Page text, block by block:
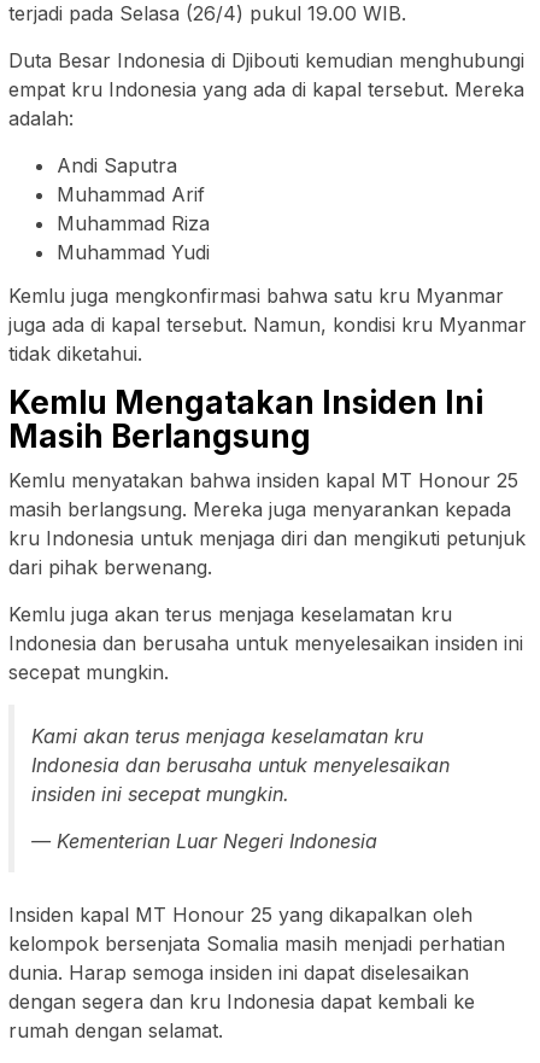
terjadi pada Selasa (26/4) pukul 19.00 WIB.
Duta Besar Indonesia di Djibouti kemudian menghubungi
empat kru Indonesia yang ada di kapal tersebut. Mereka
adalah:
Andi Saputra
Muhammad Arif
Muhammad Riza
Muhammad Yudi
Kemlu juga mengkonfirmasi bahwa satu kru Myanmar
juga ada di kapal tersebut. Namun, kondisi kru Myanmar
tidak diketahui.
Kemlu Mengatakan Insiden Ini
Masih Berlangsung
Kemlu menyatakan bahwa insiden kapal MT Honour 25
masih berlangsung. Mereka juga menyarankan kepada
kru Indonesia untuk menjaga diri dan mengikuti petunjuk
dari pihak berwenang.
Kemlu juga akan terus menjaga keselamatan kru
Indonesia dan berusaha untuk menyelesaikan insiden ini
secepat mungkin.
Kami akan terus menjaga keselamatan kru
Indonesia dan berusaha untuk menyelesaikan
insiden ini secepat mungkin.
— Kementerian Luar Negeri Indonesia
Insiden kapal MT Honour 25 yang dikapalkan oleh
kelompok bersenjata Somalia masih menjadi perhatian
dunia. Harap semoga insiden ini dapat diselesaikan
dengan segera dan kru Indonesia dapat kembali ke
rumah dengan selamat.